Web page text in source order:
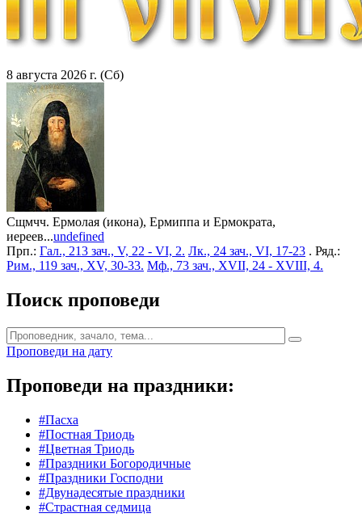
8 августа 2026 г. (Сб)
Сщмчч. Ермолая (икона), Ермиппа и Ермократа,
иереев...undefined
Прп.: Гал., 213 зач., V, 22 - VI, 2. Лк., 24 зач., VI, 17-23 . Ряд.:
Рим., 119 зач., XV, 30-33. Мф., 73 зач., XVII, 24 - XVIII, 4.
Поиск проповеди
Проповеди на дату
Проповеди на праздники:
#Пасха
#Постная Триодь
#Цветная Триодь
#Праздники Богородичные
#Праздники Господни
#Двунадесятые праздники
#Страстная седмица